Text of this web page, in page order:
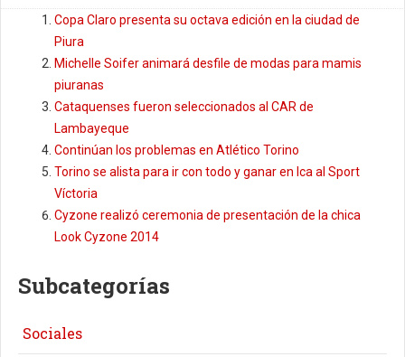
Copa Claro presenta su octava edición en la ciudad de
Piura
Michelle Soifer animará desfile de modas para mamis
piuranas
Cataquenses fueron seleccionados al CAR de
Lambayeque
Continúan los problemas en Atlético Torino
Torino se alista para ir con todo y ganar en Ica al Sport
Víctoria
Cyzone realizó ceremonia de presentación de la chica
Look Cyzone 2014
Subcategorías
Sociales